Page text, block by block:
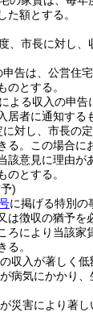
た額とする。
、市長に対し、
告は、公営住
のとする。
よる収入の申告
居者に通知する
に対し、市長の
る。
この場合に
該意見に理由が
のとする。
)
に掲げる特別の
は徴収の猶予を
ろにより当該家
る。
収入が著しく低
病気にかかり
災害により著し